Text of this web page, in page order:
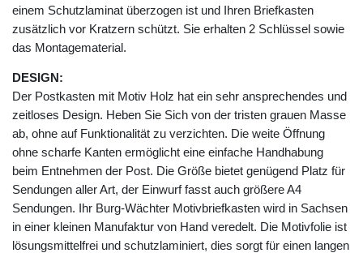
einem Schutzlaminat überzogen ist und Ihren Briefkasten
zusätzlich vor Kratzern schützt. Sie erhalten 2 Schlüssel sowie
das Montagematerial.
DESIGN:
Der Postkasten mit Motiv Holz hat ein sehr ansprechendes und
zeitloses Design. Heben Sie Sich von der tristen grauen Masse
ab, ohne auf Funktionalität zu verzichten. Die weite Öffnung
ohne scharfe Kanten ermöglicht eine einfache Handhabung
beim Entnehmen der Post. Die Größe bietet genügend Platz für
Sendungen aller Art, der Einwurf fasst auch größere A4
Sendungen. Ihr Burg-Wächter Motivbriefkasten wird in Sachsen
in einer kleinen Manufaktur von Hand veredelt. Die Motivfolie ist
lösungsmittelfrei und schutzlaminiert, dies sorgt für einen langen